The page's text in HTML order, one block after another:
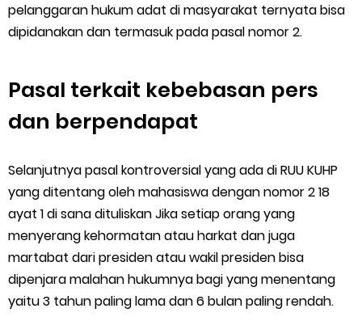
pelanggaran hukum adat di masyarakat ternyata bisa
dipidanakan dan termasuk pada pasal nomor 2.
Pasal terkait kebebasan pers
dan berpendapat
Selanjutnya pasal kontroversial yang ada di RUU KUHP
yang ditentang oleh mahasiswa dengan nomor 2 18
ayat 1 di sana dituliskan Jika setiap orang yang
menyerang kehormatan atau harkat dan juga
martabat dari presiden atau wakil presiden bisa
dipenjara malahan hukumnya bagi yang menentang
yaitu 3 tahun paling lama dan 6 bulan paling rendah.